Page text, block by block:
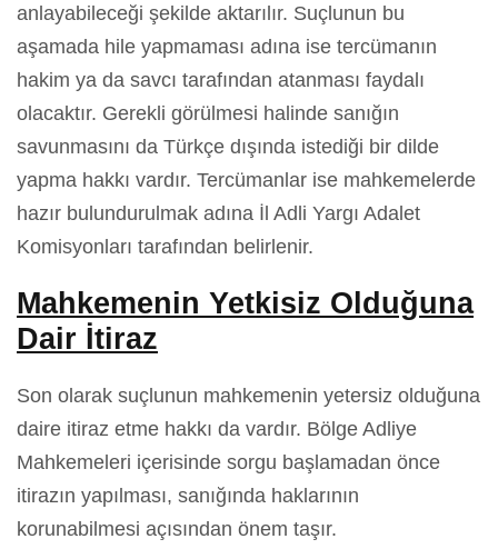
anlayabileceği şekilde aktarılır. Suçlunun bu
aşamada hile yapmaması adına ise tercümanın
hakim ya da savcı tarafından atanması faydalı
olacaktır. Gerekli görülmesi halinde sanığın
savunmasını da Türkçe dışında istediği bir dilde
yapma hakkı vardır. Tercümanlar ise mahkemelerde
hazır bulundurulmak adına İl Adli Yargı Adalet
Komisyonları tarafından belirlenir.
Mahkemenin Yetkisiz Olduğuna
Dair İtiraz
Son olarak suçlunun mahkemenin yetersiz olduğuna
daire itiraz etme hakkı da vardır. Bölge Adliye
Mahkemeleri içerisinde sorgu başlamadan önce
itirazın yapılması, sanığında haklarının
korunabilmesi açısından önem taşır.